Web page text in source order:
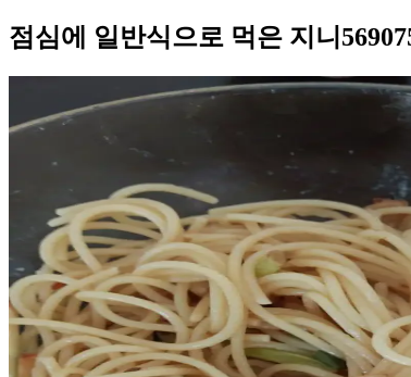
점심에 일반식으로 먹은 지니